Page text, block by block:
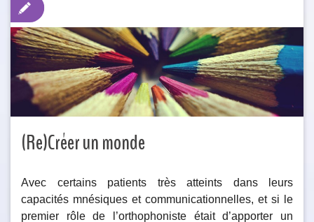
(Re)Créer un monde
Avec certains patients très atteints dans leurs
capacités mnésiques et communicationnelles, et si le
premier rôle de l’orthophoniste était d’apporter un